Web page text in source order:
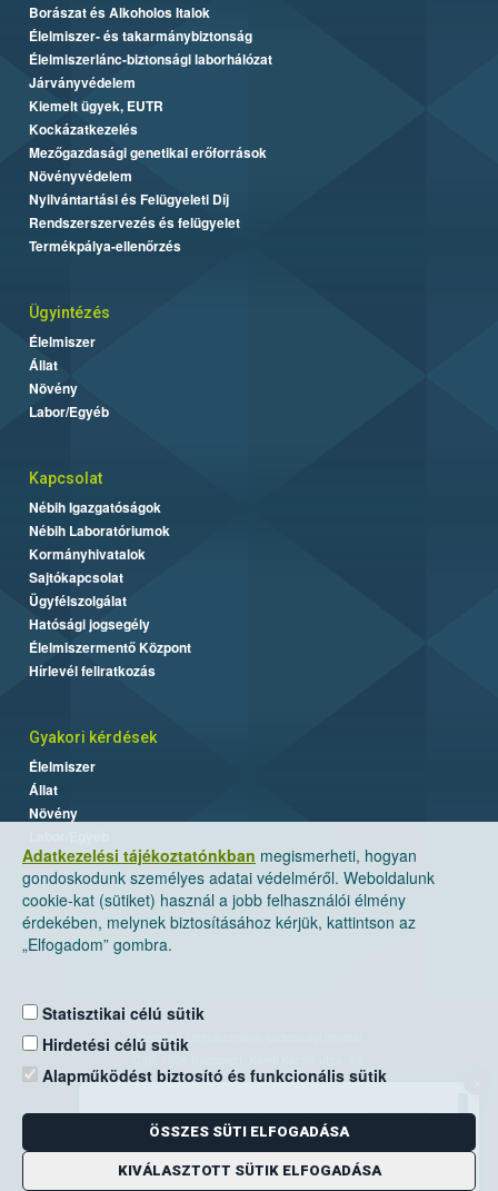
Adatkezelési tájékoztatónkban megismerheti, hogyan
gondoskodunk személyes adatai védelméről. Weboldalunk
cookie-kat (sütiket) használ a jobb felhasználói élmény
érdekében, melynek biztosításához kérjük, kattintson az
„Elfogadom” gombra.
Statisztikai célú sütik
Hirdetési célú sütik
Alapműködést biztosító és funkcionális sütik
ÖSSZES SÜTI ELFOGADÁSA
KIVÁLASZTOTT SÜTIK ELFOGADÁSA
Borászat és Alkoholos Italok
Élelmiszer- és takarmánybiztonság
Élelmiszerlánc-biztonsági laborhálózat
Járványvédelem
Kiemelt ügyek, EUTR
Kockázatkezelés
Mezőgazdasági genetikai erőforrások
Növényvédelem
Nyilvántartási és Felügyeleti Díj
Rendszerszervezés és felügyelet
Termékpálya-ellenőrzés
Ügyintézés
Élelmiszer
Állat
Növény
Labor/Egyéb
Kapcsolat
Nébih Igazgatóságok
Nébih Laboratóriumok
Kormányhivatalok
Sajtókapcsolat
Ügyfélszolgálat
Hatósági jogsegély
Élelmiszermentő Központ
Hírlevél feliratkozás
Gyakori kérdések
Élelmiszer
Állat
Növény
Nemzeti Élelmiszerlánc-biztonsági Hivatal
Levelezési cím: 1525 Budapest. Pf. 30.
E-mail:ugyfelszolgalat@nebih.gov.hu
Zöld szám: 06-80/263-244
Telefon: 06-1/ 336-9000